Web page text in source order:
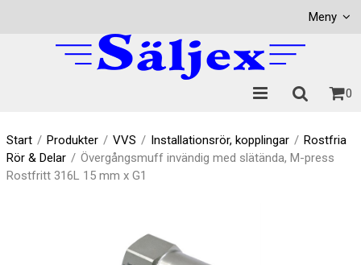
Meny
0
Start / Produkter / VVS / Installationsrör, kopplingar / Rostfria
Rör & Delar / Övergångsmuff invändig med slätända, M-press
Rostfritt 316L 15 mm x G1